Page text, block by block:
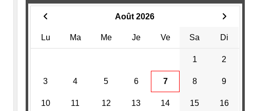
Août 2026
Lu Ma Me Je Ve Sa Di
1 2
3 4 5 6 7 8 9
10 11 12 13 14 15 16